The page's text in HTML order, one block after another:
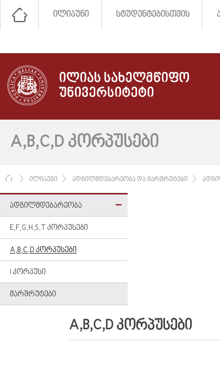
ᲘᲚᲘᲐᲣᲜᲘ ᲡᲢᲣᲓᲔᲜᲢᲔᲑᲘᲡᲗᲕᲘᲡ
ᲘᲚᲘᲐᲡ ᲡᲐᲮᲔᲚᲛᲬᲘᲤᲝ
ᲣᲜᲘᲕᲔᲠᲡᲘᲢᲔᲢᲘ
A,B,C,D ᲙᲝᲠᲞᲣᲡᲔᲑᲘ
ᲛᲗᲐᲕᲐᲠᲘ
ᲘᲚᲘᲐᲣᲜᲘ ᲐᲓᲒᲘᲚᲛᲓᲔᲑᲐᲠᲔᲝᲑᲐ ᲓᲐ ᲛᲐᲠᲨᲠᲣᲢᲔᲑᲘ
ᲐᲓᲒᲘᲚᲛᲓᲔᲑᲐᲠᲔᲝᲑᲐ
E,F,G,H,S,T ᲙᲝᲠᲞᲣᲡᲔᲑᲘ
A,B,C,D ᲙᲝᲠᲞᲣᲡᲔᲑᲘ
I ᲙᲝᲠᲞᲣᲡᲘ
ᲛᲐᲠᲨᲠᲣᲢᲔᲑᲘ
A,B,C,D ᲙᲝᲠᲞᲣᲡᲔᲑᲘ